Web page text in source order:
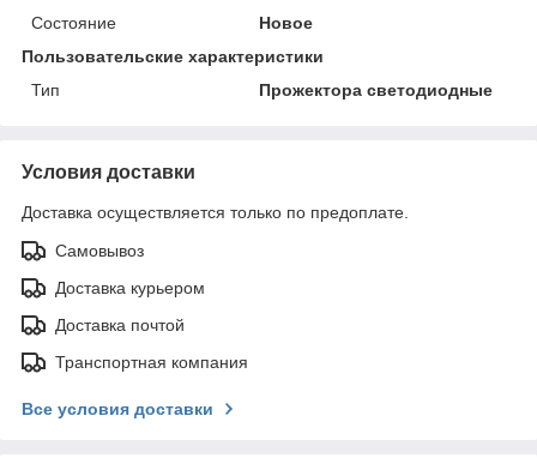
Состояние
Новое
Пользовательские характеристики
Тип
Прожектора светодиодные
Условия доставки
Доставка осуществляется только по предоплате.
Самовывоз
Доставка курьером
Доставка почтой
Транспортная компания
Все условия доставки